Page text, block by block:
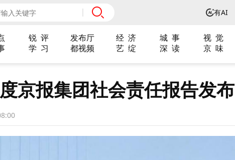
有AI
锐 评 发布厅 经 济 城 事 视 觉
学 习 都视频 艺 绽 深 读 京 味
京报集团社会责任报告发布